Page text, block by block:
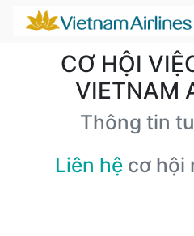
CƠ HỘI
VIETNAM
Thông tin
Liên hệ cơ hội